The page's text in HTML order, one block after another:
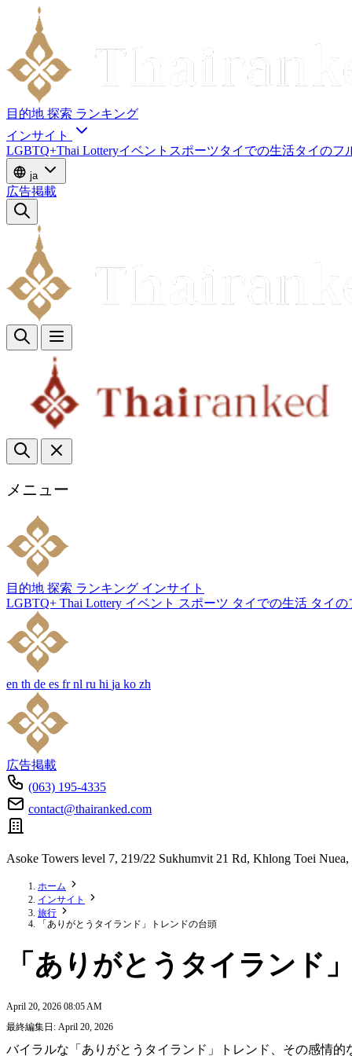
目的地 探索 ランキング
インサイト
LGBTQ+Thai Lotteryイベント スポーツタイでの生活タイのフ
ja
広告掲載
メニュー
目的地 探索 ランキング インサイト
LGBTQ+ Thai Lottery イベント スポーツ タイでの生活 タイの
en th de es fr nl ru hi ja ko zh
広告掲載
(063) 195-4335
contact@thairanked.com
Asoke Towers level 7, 219/22 Sukhumvit 21 Rd, Khlong Toei
ホーム
インサイト
旅行
「ありがとうタイランド」トレンドの台頭
「ありがとうタイランド
April 20, 2026 08:05 AM
最終編集日: April 20, 2026
バイラルな「ありがとうタイランド」トレンド、その感情